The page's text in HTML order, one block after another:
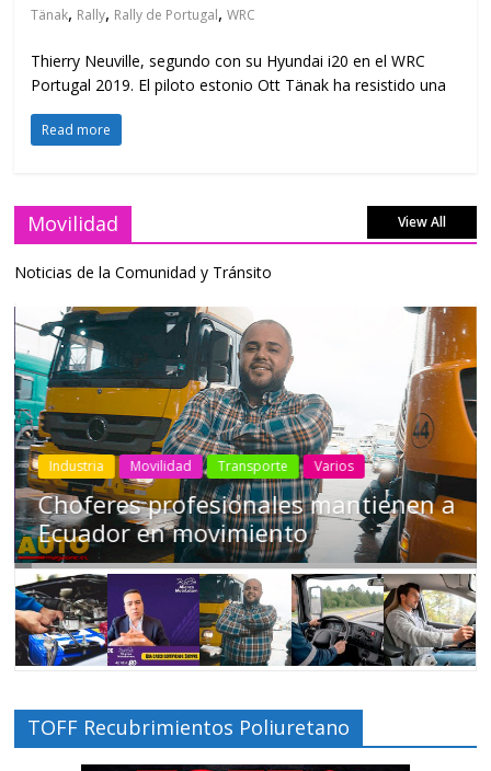
Tänak, Rally, Rally de Portugal,WRC
Thierry Neuville, segundo con su Hyundai i20 en el WRC
Portugal 2019. El piloto estonio Ott Tänak ha resistido una
Read more
Movilidad View All
Noticias de la Comunidad y Tránsito
Industria Movilidad Transporte Varios
Choferes profesionales mantienen a
Ecuador en movimiento
TOFF Recubrimientos Poliuretano